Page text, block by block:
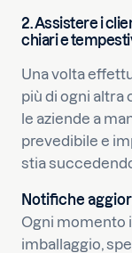
2. Assistere i
chiari e
Una volta
più di ogni altra
le aziende a
prevedibile e
stia
Notifiche
Ogni momento
imballaggio,